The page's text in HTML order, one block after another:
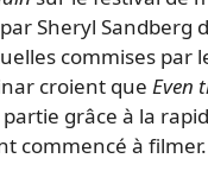
Sheryl Sandberg
commises par
croient que Even
grâce à la
commencé à filmer.